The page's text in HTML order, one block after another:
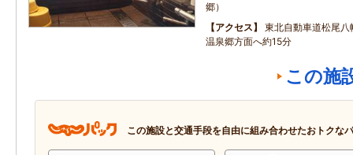
郷）
アクセス
東北自動車道松尾
温泉郷方面へ約15分
この施
この施設と交通手段を自由に組み合わせたおトクな